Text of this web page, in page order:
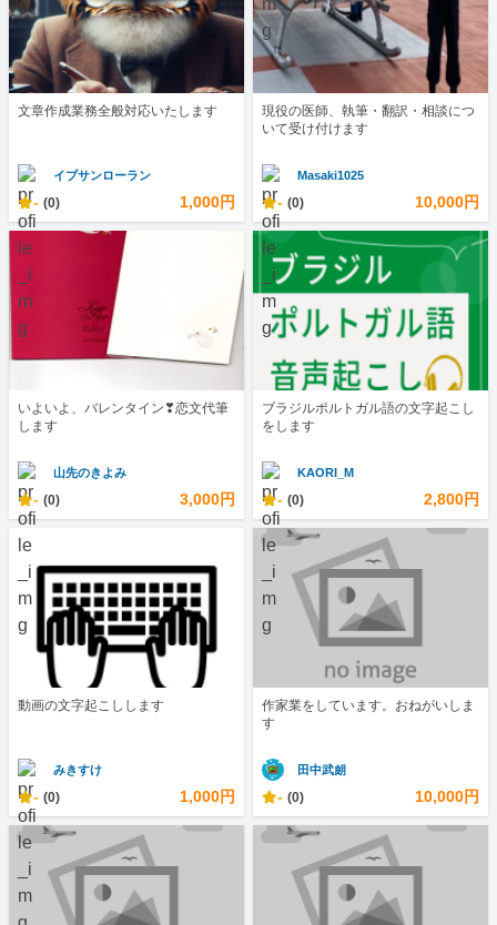
文章作成業務全般対応いたします
イブサンローラン
- (0) 1,000円
現役の医師、執筆・翻訳・相談につ
いて受け付けます
Masaki1025
- (0) 10,000円
いよいよ、バレンタイン❣恋文代筆
します
山先のきよみ
- (0) 3,000円
ブラジルポルトガル語の文字起こし
をします
KAORI_M
- (0) 2,800円
動画の文字起こしします
みきすけ
- (0) 1,000円
作家業をしています。おねがいしま
す
田中武朗
- (0) 10,000円